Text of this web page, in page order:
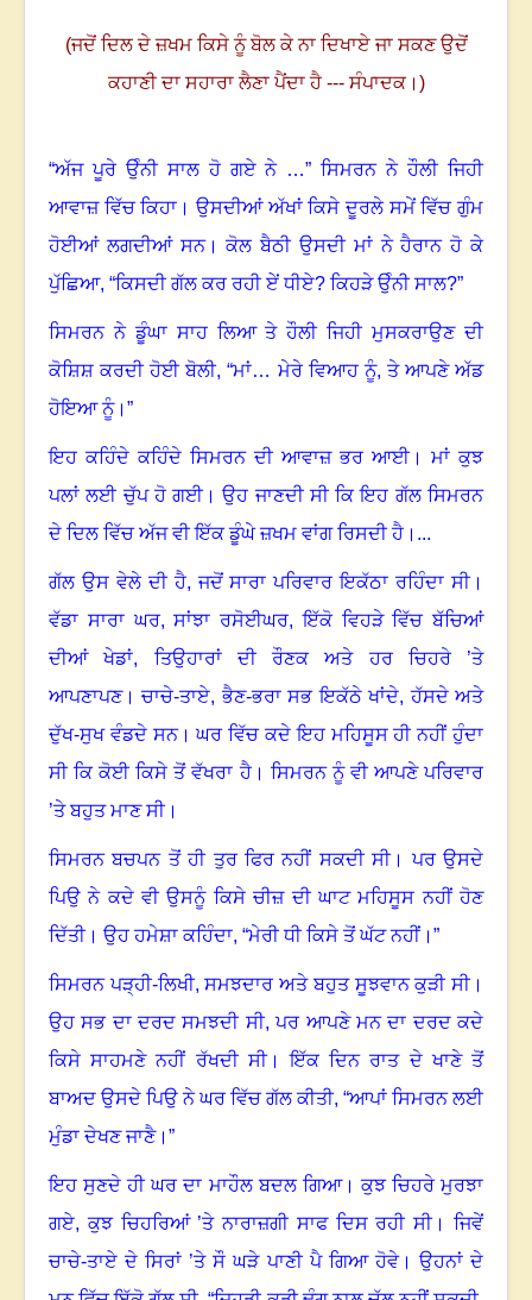
(ਜਦੋਂ ਦਿਲ ਦੇ ਜ਼ਖਮ ਕਿਸੇ ਨੂੰ ਬੋਲ ਕੇ ਨਾ ਦਿਖਾਏ ਜਾ ਸਕਣ ਉਦੋਂ
ਕਹਾਣੀ ਦਾ ਸਹਾਰਾ ਲੈਣਾ ਪੈਂਦਾ ਹੈ --- ਸੰਪਾਦਕ।)
“ਅੱਜ ਪੂਰੇ ਉੰਨੀ ਸਾਲ ਹੋ ਗਏ ਨੇ …” ਸਿਮਰਨ ਨੇ ਹੌਲੀ ਜਿਹੀ
ਆਵਾਜ਼ ਵਿੱਚ ਕਿਹਾ । ਉਸਦੀਆਂ ਅੱਖਾਂ ਕਿਸੇ ਦੂਰਲੇ ਸਮੇਂ ਵਿੱਚ ਗੁੰਮ
ਹੋਈਆਂ ਲਗਦੀਆਂ ਸਨ।ਕੋਲ ਬੈਠੀ ਉਸਦੀ ਮਾਂ ਨੇ ਹੈਰਾਨ ਹੋ ਕੇ
ਪੁੱਛਿਆ, “ਕਿਸਦੀ ਗੱਲ ਕਰ ਰਹੀ ਏਂ ਧੀਏ? ਕਿਹੜੇ ਉੰਨੀ ਸਾਲ?”
ਸਿਮਰਨ ਨੇ ਡੂੰਘਾ ਸਾਹ ਲਿਆ ਤੇ ਹੌਲੀ ਜਿਹੀ ਮੁਸਕਰਾਉਣ ਦੀ
ਕੋਸ਼ਿਸ਼ ਕਰਦੀ ਹੋਈ ਬੋਲੀ, “ਮਾਂ… ਮੇਰੇ ਵਿਆਹ ਨੂੰ, ਤੇ ਆਪਣੇ ਅੱਡ
ਹੋਇਆ ਨੂੰ।”
ਇਹ ਕਹਿੰਦੇ ਕਹਿੰਦੇ ਸਿਮਰਨ ਦੀ ਆਵਾਜ਼ ਭਰ ਆਈ। ਮਾਂ ਕੁਝ
ਪਲਾਂ ਲਈ ਚੁੱਪ ਹੋ ਗਈ।ਉਹ ਜਾਣਦੀ ਸੀ ਕਿ ਇਹ ਗੱਲ ਸਿਮਰਨ
ਦੇ ਦਿਲ ਵਿੱਚ ਅੱਜ ਵੀ ਇੱਕ ਡੂੰਘੇ ਜ਼ਖਮ ਵਾਂਗ ਰਿਸਦੀ ਹੈ । ...
ਗੱਲ ਉਸ ਵੇਲੇ ਦੀ ਹੈ, ਜਦੋਂ ਸਾਰਾ ਪਰਿਵਾਰ ਇਕੱਠਾ ਰਹਿੰਦਾ ਸੀ।
ਵੱਡਾ ਸਾਰਾ ਘਰ,ਸਾਂਝਾ ਰਸੋਈਘਰ,ਇੱਕੋ ਵਿਹੜੇ ਵਿੱਚ ਬੱਚਿਆਂ
ਦੀਆਂ ਖੇਡਾਂ, ਤਿਉਹਾਰਾਂ ਦੀ ਰੌਣਕ ਅਤੇ ਹਰ ਚਿਹਰੇ ’ਤੇ
ਆਪਣਾਪਣ।ਚਾਚੇ-ਤਾਏ,ਭੈਣ-ਭਰਾ ਸਭ ਇਕੱਠੇ ਖਾਂਦੇ,ਹੱਸਦੇ ਅਤੇ
ਦੁੱਖ-ਸੁਖ ਵੰਡਦੇ ਸਨ।ਘਰ ਵਿੱਚ ਕਦੇ ਇਹ ਮਹਿਸੂਸ ਹੀ ਨਹੀਂ ਹੁੰਦਾ
ਸੀ ਕਿ ਕੋਈ ਕਿਸੇ ਤੋਂ ਵੱਖਰਾ ਹੈ। ਸਿਮਰਨ ਨੂੰ ਵੀ ਆਪਣੇ ਪਰਿਵਾਰ
’ਤੇ ਬਹੁਤ ਮਾਣ ਸੀ।
ਸਿਮਰਨ ਬਚਪਨ ਤੋਂ ਹੀ ਤੁਰ ਫਿਰ ਨਹੀਂ ਸਕਦੀ ਸੀ।ਪਰ ਉਸਦੇ
ਪਿਉ ਨੇ ਕਦੇ ਵੀ ਉਸਨੂੰ ਕਿਸੇ ਚੀਜ਼ ਦੀ ਘਾਟ ਮਹਿਸੂਸ ਨਹੀਂ ਹੋਣ
ਦਿੱਤੀ। ਉਹ ਹਮੇਸ਼ਾ ਕਹਿੰਦਾ, “ਮੇਰੀ ਧੀ ਕਿਸੇ ਤੋਂ ਘੱਟ ਨਹੀਂ।”
ਸਿਮਰਨ ਪੜ੍ਹੀ-ਲਿਖੀ,ਸਮਝਦਾਰ ਅਤੇ ਬਹੁਤ ਸੂਝਵਾਨ ਕੁੜੀ ਸੀ।
ਉਹ ਸਭ ਦਾ ਦਰਦ ਸਮਝਦੀ ਸੀ,ਪਰ ਆਪਣੇ ਮਨ ਦਾ ਦਰਦ ਕਦੇ
ਕਿਸੇ ਸਾਹਮਣੇ ਨਹੀਂ ਰੱਖਦੀ ਸੀ।ਇੱਕ ਦਿਨ ਰਾਤ ਦੇ ਖਾਣੇ ਤੋਂ
ਬਾਅਦ ਉਸਦੇ ਪਿਉ ਨੇ ਘਰ ਵਿੱਚ ਗੱਲ ਕੀਤੀ, “ਆਪਾਂ ਸਿਮਰਨ ਲਈ
ਮੁੰਡਾ ਦੇਖਣ ਜਾਣੈ।”
ਇਹ ਸੁਣਦੇ ਹੀ ਘਰ ਦਾ ਮਾਹੌਲ ਬਦਲ ਗਿਆ।ਕੁਝ ਚਿਹਰੇ ਮੁਰਝਾ
ਗਏ,ਕੁਝ ਚਿਹਰਿਆਂ ’ਤੇ ਨਾਰਾਜ਼ਗੀ ਸਾਫ ਦਿਸ ਰਹੀ ਸੀ।
ਜਿਵੇਂ
ਚਾਚੇ-ਤਾਏ ਦੇ ਸਿਰਾਂ ’ਤੇ ਸੌ ਘੜੇ ਪਾਣੀ ਪੈ ਗਿਆ ਹੋਵੇ। ਉਹਨਾਂ ਦੇ